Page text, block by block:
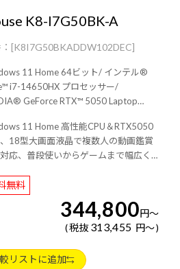
K8-I7G50BK-A
[K8I7G50BKADDW102DEC]
11 Home 64ビット/ インテル®
i7-14650HX プロセッサー/
GeForce RTX™ 5050 Laptop
Gen4×4)/ 18型 広視野角液晶パ
(ノングレア / 144Hz対応 / アスペクト
5.7Gbps ) 対応 IEEE
ク修理保
24時間×365日電話サポート/
11 Home 高性能CPU＆RTX5050
18型大画面液晶で複数人の動画鑑賞
応、普段使いからゲームまで幅広く
無料
344,800円～
税抜 313,455 円～
リストに追加